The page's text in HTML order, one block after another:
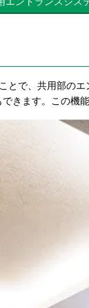
で、共用部のエ
きます。この機